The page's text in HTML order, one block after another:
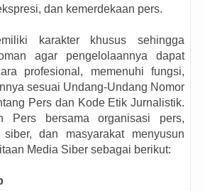
dan kemerdekaan pers.
karakter khusus sehingga
agar pengelolaannya dapat
profesional, memenuhi fungsi,
sesuai Undang-Undang Nomor
Pers dan Kode Etik Jurnalistik.
Pers bersama organisasi pers,
dan masyarakat menyusun
Media Siber sebagai berikut: